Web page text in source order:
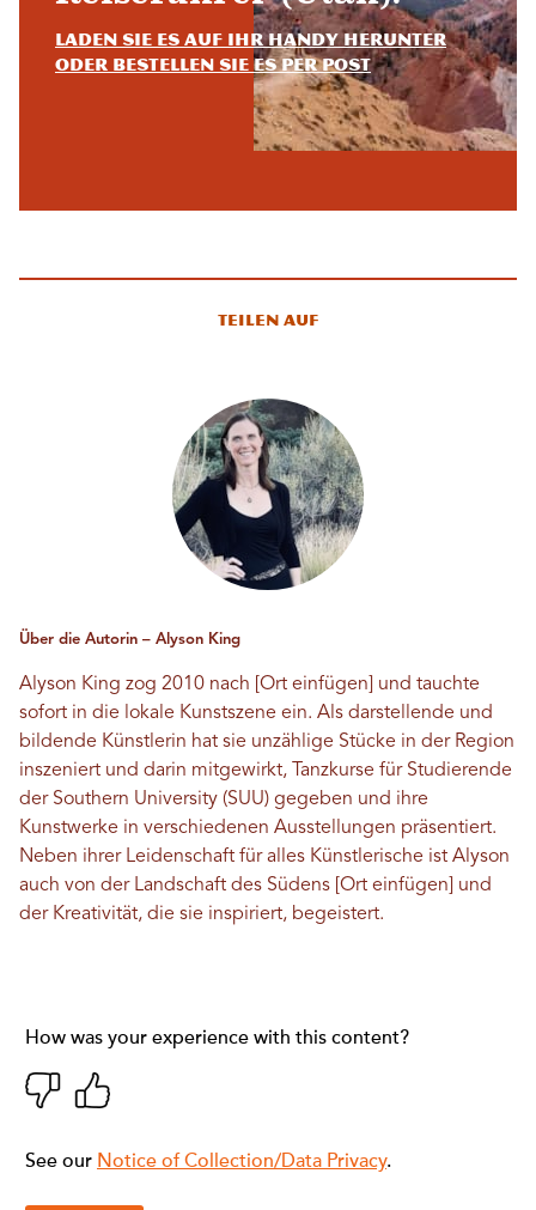
Laden Sie es auf Ihr Handy herunter
oder bestellen Sie es per Post
Teilen auf
Über die Autorin – Alyson King
Alyson King zog 2010 nach [Ort einfügen] und tauchte
sofort in die lokale Kunstszene ein. Als darstellende und
bildende Künstlerin hat sie unzählige Stücke in der Region
inszeniert und darin mitgewirkt, Tanzkurse für Studierende
der Southern University (SUU) gegeben und ihre
Kunstwerke in verschiedenen Ausstellungen präsentiert.
Neben ihrer Leidenschaft für alles Künstlerische ist Alyson
auch von der Landschaft des Südens [Ort einfügen] und
der Kreativität, die sie inspiriert, begeistert.